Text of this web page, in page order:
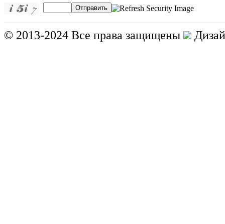
Отправить
© 2013-2024 Все права защищены